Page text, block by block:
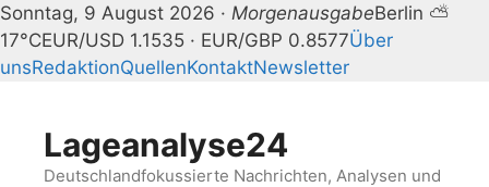
Sonntag, 9 August 2026 · MorgenausgabeBerlin ⛅
17°CEUR/USD 1.1535 · EUR/GBP 0.8577Über
unsRedaktionQuellenKontaktNewsletter
springenLageanalyse24
Deutschlandfokussierte Nachrichten, Analysen und